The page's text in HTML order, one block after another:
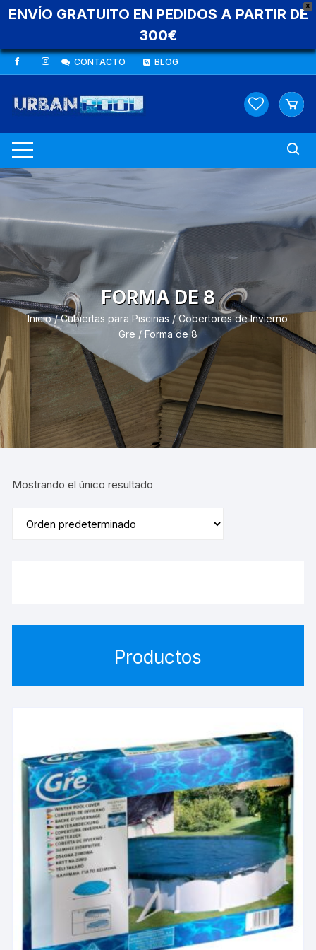
X
ENVÍO GRATUITO EN PEDIDOS A PARTIR DE
300€
Saltar
al
CONTACTO BLOG
FORMA DE 8
Inicio/Cubiertas para Piscinas /Cobertores de Invierno
Gre / Forma de 8
Mostrando el único resultado
Productos